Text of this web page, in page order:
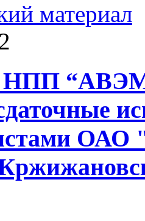
материал
ОАО